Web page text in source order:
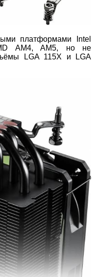
платформами Intel
AM4, AM5, но не
LGA 115X и LGA